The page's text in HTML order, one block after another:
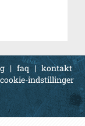
| faq | kontakt
cookie-indstillinger